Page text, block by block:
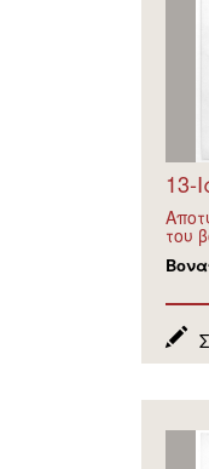
13-
του